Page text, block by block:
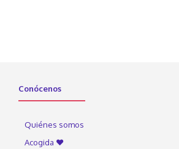
Conócenos
Quiénes somos
Acogida ♥